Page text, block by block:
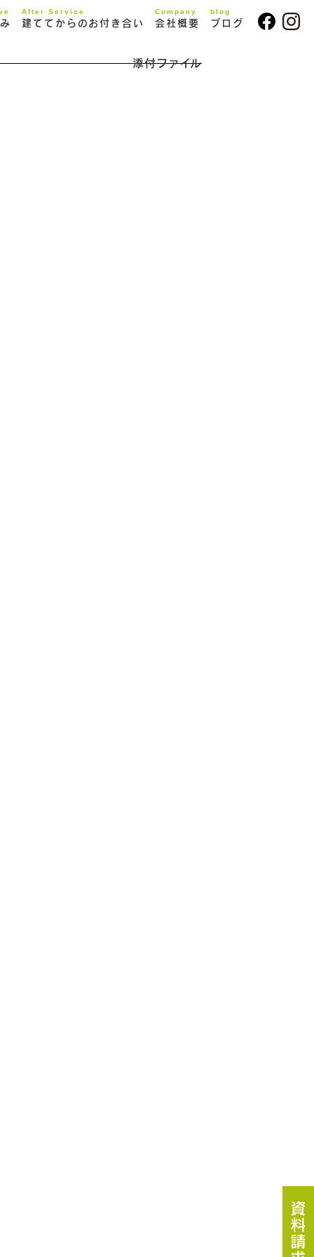
After Service
建ててからのお付き合い
Company
会社概要
blog
ブログ
添付ファイル